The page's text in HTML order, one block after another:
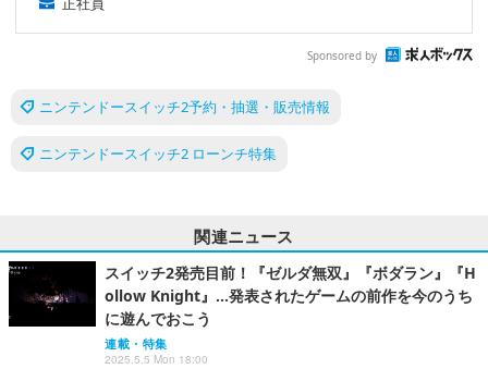
Sponsored by
ニンテンドースイッチ2予約・抽選・販売情報
ニンテンドースイッチ2 ローンチ特集
関連ニュース
スイッチ2発売目前！『ゼルダ無双』『ボダラン』『H
ollow Knight』…発表されたゲームの前作を今のうち
に遊んでおこう
連載・特集
2025.5.5 Mon 18:00